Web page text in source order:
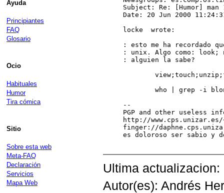
Ayuda
Principiantes
FAQ
Glosario
Ocio
Habituales
Humor
Tira cómica
Sitio
Sobre esta web
Meta-FAQ
Declaración
Servicios
Mapa Web
Subject: Re: [Humor]
Date: 20 Jun 2000
locke
wrote:
: esto me ha recordado
: unix. Algo como:
: alguien la sabe?
--
PGP and other
http://
finger://
es doloroso ser sabio
Ultima
Autor(es): Andrés